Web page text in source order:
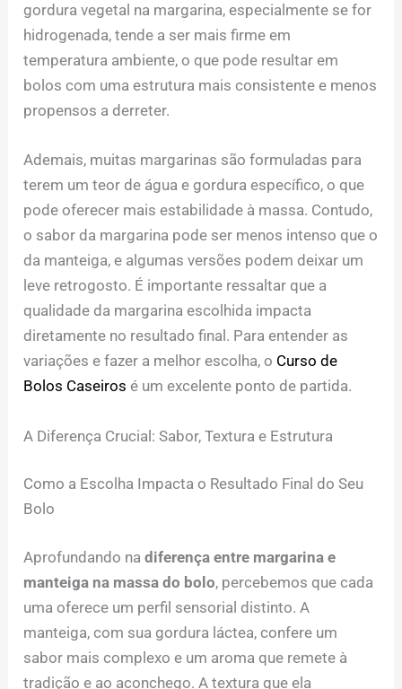
gordura vegetal na margarina, especialmente se for
hidrogenada, tende a ser mais firme em
temperatura ambiente, o que pode resultar em
bolos com uma estrutura mais consistente e menos
propensos a derreter.
Ademais, muitas margarinas são formuladas para
terem um teor de água e gordura específico, o que
pode oferecer mais estabilidade à massa. Contudo,
o sabor da margarina pode ser menos intenso que o
da manteiga, e algumas versões podem deixar um
leve retrogosto. É importante ressaltar que a
qualidade da margarina escolhida impacta
diretamente no resultado final. Para entender as
variações e fazer a melhor escolha, o Curso de
Bolos Caseiros é um excelente ponto de partida.
A Diferença Crucial: Sabor, Textura e Estrutura
Como a Escolha Impacta o Resultado Final do Seu
Bolo
Aprofundando nadiferença entre margarina e
manteiga na massa do bolo, percebemos que cada
uma oferece um perfil sensorial distinto. A
manteiga, com sua gordura láctea, confere um
sabor mais complexo e um aroma que remete à
tradição e ao aconchego. A textura que ela